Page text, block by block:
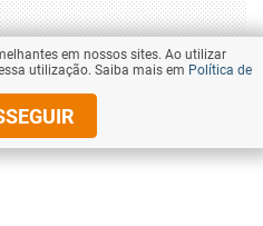
em nossos sites. Ao utilizar
utilização. Saiba mais em Política de